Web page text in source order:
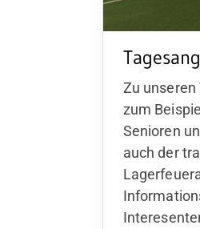
Zu
zum
Senioren
auch der